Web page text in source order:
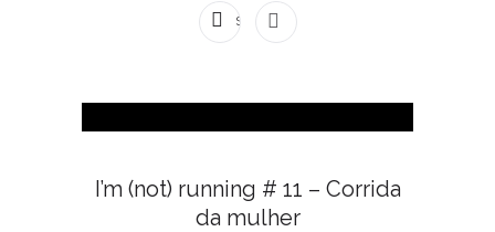
SEM COMENTÁRIOS
I’m (not) running # 11 – Corrida
da mulher